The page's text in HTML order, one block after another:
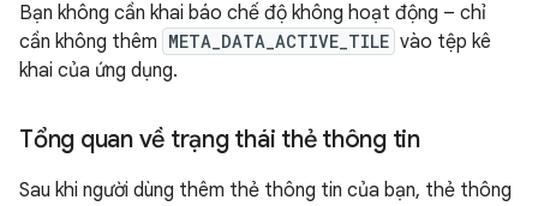
Bạn không cần khai báo chế độ không hoạt động – chỉ
cần không thêm META_DATA_ACTIVE_TILE vào tệp kê
khai của ứng dụng.
Tổng quan về trạng thái thẻ thông tin
Sau khi người dùng thêm thẻ thông tin của bạn, thẻ thông